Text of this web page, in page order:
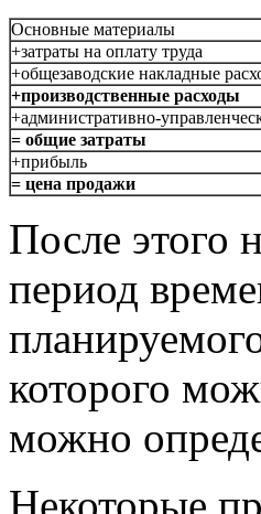
Основные материалы
+затраты на оплату труда
+общезаводские накладные
+производственные расходы
+административно-
= общие затраты
+прибыль
= цена продажи
После этого
период
которого
можно
Некоторые